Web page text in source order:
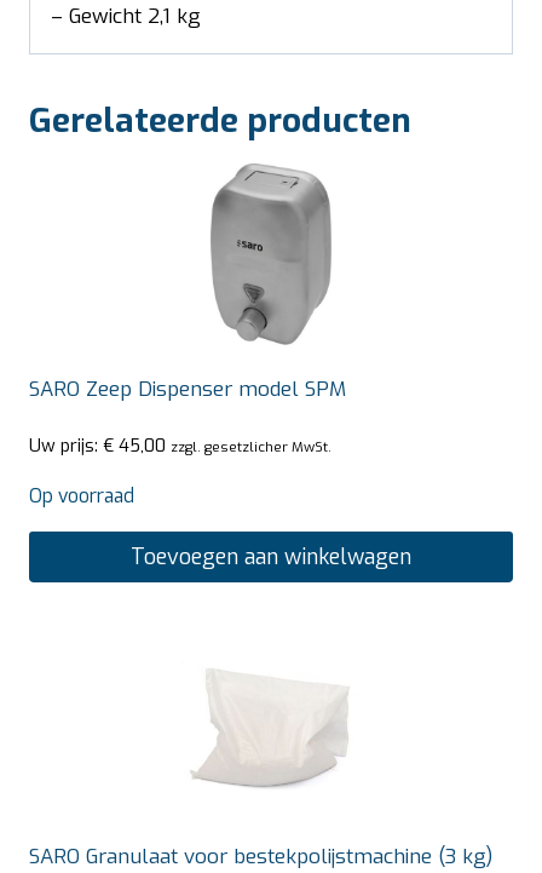
– Gewicht 2,1 kg
Gerelateerde producten
SARO Zeep Dispenser model SPM
Uw prijs: € 45,00 zzgl. gesetzlicher MwSt.
Op voorraad
Toevoegen aan winkelwagen
SARO Granulaat voor bestekpolijstmachine (3 kg)